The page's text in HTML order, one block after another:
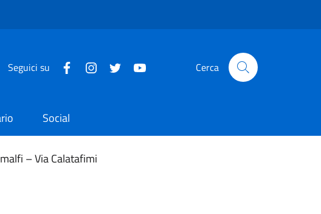
Seguici su Cerca
Social
– Via Calatafimi